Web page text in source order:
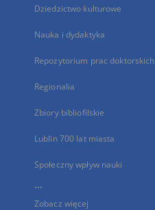
Dziedzictwo kulturowe
Nauka i dydaktyka
Repozytorium prac doktorskich
Regionalia
Zbiory bibliofilskie
Lublin 700 lat miasta
Społeczny wpływ nauki
...
Zobacz więcej